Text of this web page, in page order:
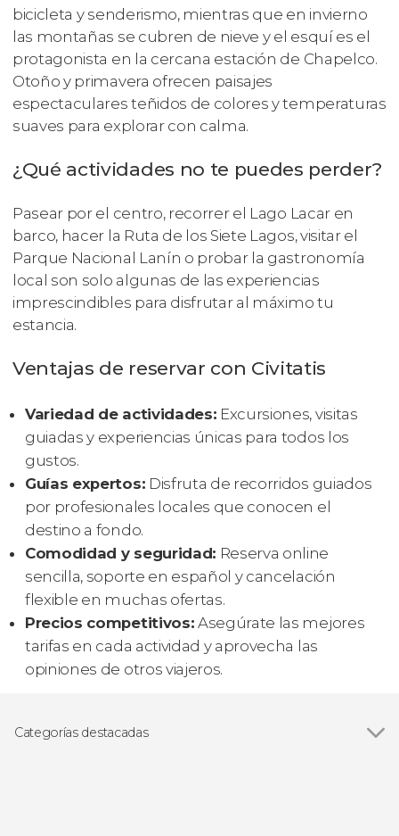
bicicleta y senderismo, mientras que en invierno
las montañas se cubren de nieve y el esquí es el
protagonista en la cercana estación de Chapelco.
Otoño y primavera ofrecen paisajes
espectaculares teñidos de colores y temperaturas
suaves para explorar con calma.
¿Qué actividades no te puedes perder?
Pasear por el centro, recorrer el Lago Lacar en
barco, hacer la Ruta de los Siete Lagos, visitar el
Parque Nacional Lanín o probar la gastronomía
local son solo algunas de las experiencias
imprescindibles para disfrutar al máximo tu
estancia.
Ventajas de reservar con Civitatis
Variedad de actividades: Excursiones, visitas
guiadas y experiencias únicas para todos los
gustos.
Guías expertos: Disfruta de recorridos guiados
por profesionales locales que conocen el
destino a fondo.
Comodidad y seguridad: Reserva online
sencilla, soporte en español y cancelación
flexible en muchas ofertas.
Precios competitivos: Asegúrate las mejores
tarifas en cada actividad y aprovecha las
opiniones de otros viajeros.
Categorías destacadas